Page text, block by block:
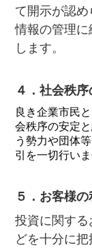
て開示が認
情報の管理
します。
４．社会秩
良き企業市民
会秩序の安定
う勢力や団体
引を一切行いま
５．お客様
投資に関す
どを十分に